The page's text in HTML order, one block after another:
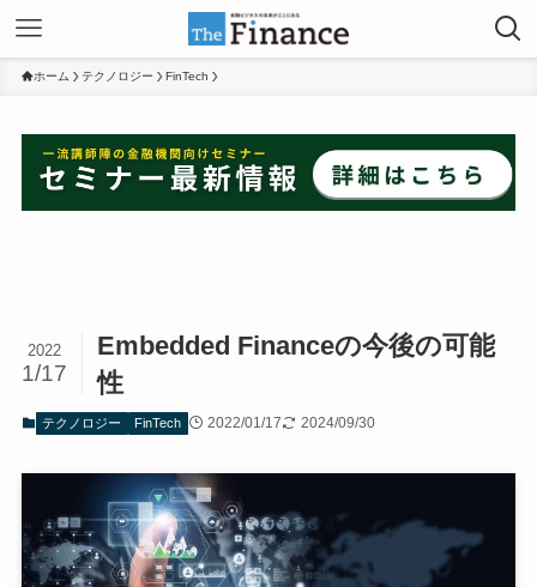
ホーム テクノロジー FinTech
Embedded Financeの今後の可能
性
2022
1/17
テクノロジー FinTech 2022/01/17 2024/09/30